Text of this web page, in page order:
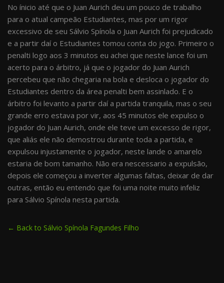
No ínicio até que o Juan Aurich deu um pouco de trabalho
para o atual campeão Estudiantes, mas por um rigor
excessivo de seu Sálvio Spínola o Juan Aurich foi prejudicado
e a partir daí o Estudiantes tomou conta do jogo. Primeiro o
penalti logo aos 3 minutos eu achei que neste lance foi um
acerto para o árbitro, já que o jogador do Juan Aurich
percebeu que não chegaria na bola e desloca o jogador do
Estudiantes dentro da área penalti bem assinlado. E o
árbitro foi levanto a partir daí a partida tranquila, mas o seu
grande erro estava por vir, aos 45 minutos ele expulso o
jogador do Juan Aurich, onde ele teve um excesso de rigor,
que aliás ele não demostrou durante toda a partida, e
expulsou injustamente o jogador, neste lande o amarelo
estaria de bom tamanho. Não era nescessario a expulsão,
depois ele começou a inverter algumas faltas, deixar de dar
outras, então eu entendo que foi uma noite muito infeliz
para Sálvio Spínola nesta partida.
← Back to Sálvio Spínola Fagundes Filho